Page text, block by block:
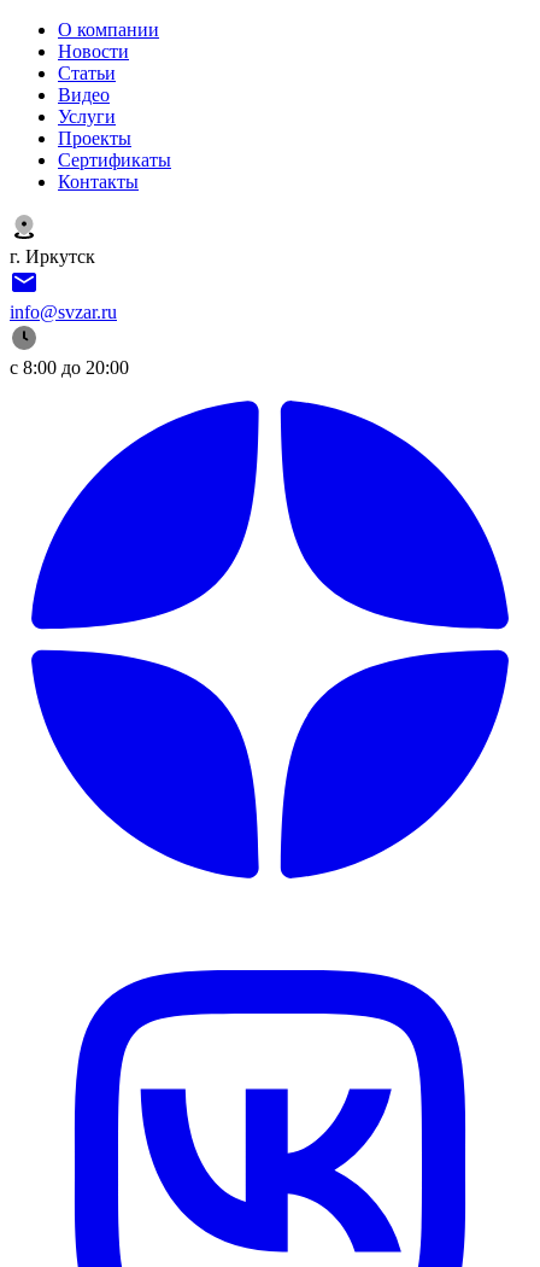
О компании
Новости
Статьи
Видео
Услуги
Проекты
Сертификаты
Контакты
г. Иркутск
info@svzar.ru
с 8:00 до 20:00